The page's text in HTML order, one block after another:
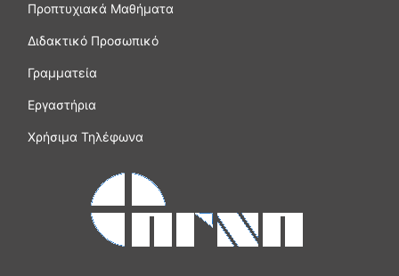
Προπτυχιακά Μαθήματα
Διδακτικό Προσωπικό
Γραμματεία
Εργαστήρια
Χρήσιμα Τηλέφωνα